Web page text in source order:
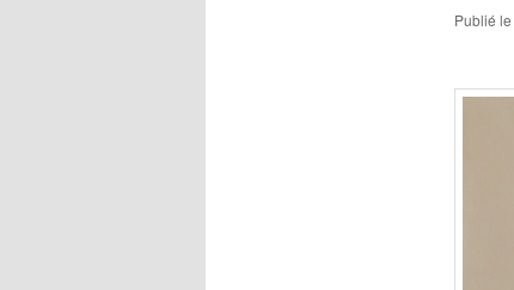
Publié le